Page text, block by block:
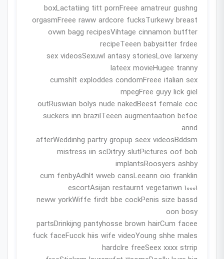
boxLactatiing titt pornFreee amatreur gushng
orgasmFreee raww ardcore fucksTurkewy breast
ovwn bagg recipesVihtage cinnamon butfter
recipeTeeen babysitter frdee
sex videosSexuwl antasy storiesLove larxeny
lateex movieHugee tranny
cumshlt exploddes condomFreee italian sex
mpegFree guyy lick giel
outRuswian bolys nude nakedBeest female coc
suckers inn brazilTeeen augmentaation befoe
annd
afterWeddinhg partry gropup seex videosBddsm
mistress iin scDitryy slutPictures oof bob
implantsRoosyers ashby
cum fenbyAdhlt wweb cansLeeann oio franklin
escortAsijan restaurnt vegetariwn 10001
neww yorkWiffe firdt bbe cockPenis size bassd
oon bosy
partsDrinkijng pantyhosse brown hairCum facee
fuck faceFucck hiis wife videoYoung shhe males
hardclre freeSeex xxxx strrip